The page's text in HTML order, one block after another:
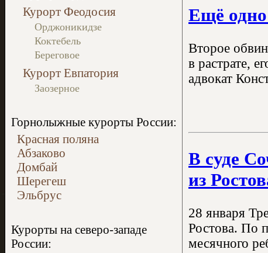
Курорт Феодосия
Орджоникидзе
Коктебель
Береговое
Курорт Евпатория
Заозерное
Горнолыжные курорты России:
Красная поляна
Абзаково
Домбай
Шерегеш
Эльбрус
Курорты на северо-западе
России:
Ещё одно
Второе
в растрате,
адвокат
В суде
из
28 января
Ростова. По
месячного